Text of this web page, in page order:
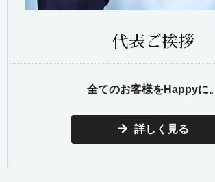
代表ご挨拶
全てのお客様をHappyに。
詳しく見る